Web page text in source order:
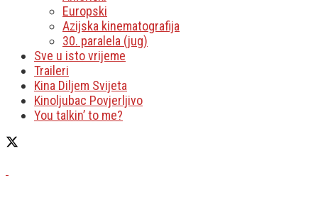
Europski
Azijska kinematografija
30. paralela (jug)
Sve u isto vrijeme
Traileri
Kina Diljem Svijeta
Kinoljubac Povjerljivo
You talkin’ to me?